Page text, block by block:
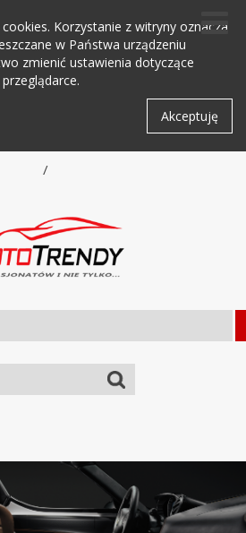
Korzystanie z witryny oznacza
w Państwa urządzeniu
zmienić ustawienia dotyczące
Akceptuję
/